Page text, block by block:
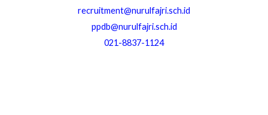
recruitment@nurulfajri.sch.id
ppdb@nurulfajri.sch.id
021-8837-1124